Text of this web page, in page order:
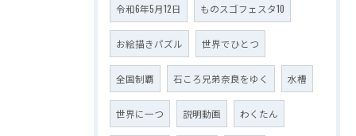
令和6年5月12日 ものスゴフェスタ10
お絵描きパズル 世界でひとつ
全国制覇 石ころ兄弟奈良をゆく 水槽
世界に一つ 説明動画 わくたん